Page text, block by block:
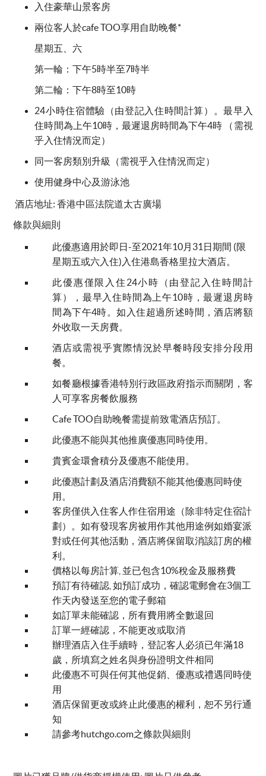
入住豪華山景客房
兩位客人於cafe TOO享用自助晚餐*
星期五、六
第一輪：下午5時半至7時半
第二輪：下午8時至10時
24小時住宿體驗（由登記入住時間計算）。最早入
住時間為上午10時，最遲退房時間為下午4時 （需視
乎入住情況而定）
同一客房類別升級（需視乎入住情況而定）
使用健身中心及游泳池
酒店地址: 香港中區法院道太古廣場
條款與細則
此優惠適用於即日-至2021年10月31日期間 (限
星期五或六入住)入住港島香格里拉大酒店。
此優惠僅限入住24小時（由登記入住時間計
算），最早入住時間為上午10時，最遲退房時
間為下午4時。如入住超過所述時間，酒店將額
外收取一天房費。
酒店或需視乎實際情況於早餐時段安排分段用
餐。
如餐廳根據香港特別行政區政府指示而關閉，客
人可享客房餐飲服務
Cafe TOO自助晚餐需提前致電酒店預訂。
此優惠不能與其他推廣優惠同時使用。
貴賓金環會積分及優惠不能使用。
此優惠計劃及酒店消費額不能其他優惠同時使
用。
客房僅供入住客人作住宿用途（除非特定住宿計
劃）。如有發現客房被用作其他用途例如婚宴派
對或任何其他活動，酒店將保留取消該訂房的權
利。
價格以每房計算, 並已包含10%稅金及服務費
預訂有待確認, 如預訂成功，確認電郵會在3個工
作天內發送至您的電子郵箱
如訂單未能確認，所有費用將全數退回
訂單一經確認，不能更改或取消
辦理酒店入住手續時，登記客人必須已年滿18
歲，所填寫之姓名與身份證明文件相同
此優惠不可與任何其他促銷、優惠或禮遇同時使
用
酒店保留更改或終止此優惠的權利，恕不另行通
知
請參考hutchgo.com之條款與細則